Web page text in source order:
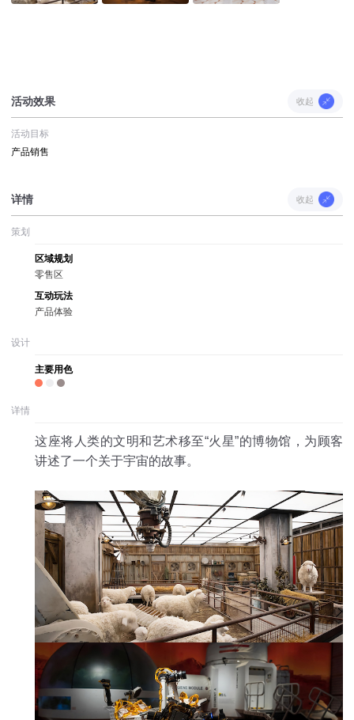
活动效果 收起
活动目标
产品销售
详情 收起
策划
区域规划
零售区
互动玩法
产品体验
设计
主要用色
详情
这座将人类的文明和艺术移至“火星”的博物馆，为顾客
讲述了一个关于宇宙的故事。